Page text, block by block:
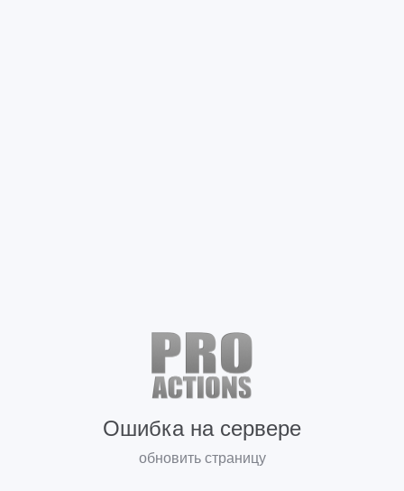
Ошибка на сервере
обновить страницу